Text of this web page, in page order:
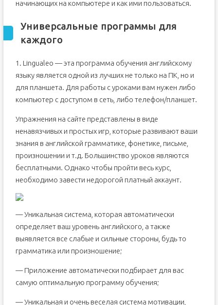
начинающих на компьютере и как ими пользоваться.
Универсальные программы для
каждого
1. Lingualeo — эта программа обучения английскому
языку является одной из лучших не только на ПК, но и
для планшета. Для работы с уроками вам нужен либо
компьютер с доступом в сеть, либо телефон/планшет.
Упражнения на сайте представлены в виде
ненавязчивых и простых игр, которые развивают ваши
знания в английской грамматике, фонетике, письме,
произношении и т.д. Большинство уроков являются
бесплатными. Однако чтобы пройти весь курс,
необходимо завести недорогой платный аккаунт.
— Уникальная система, которая автоматически
определяет ваш уровень английского, а также
выявляется все слабые и сильные стороны, будь то
грамматика или произношение;
— Приложение автоматически подбирает для вас
самую оптимальную программу обучения;
— Уникальная и очень веселая система мотивации,